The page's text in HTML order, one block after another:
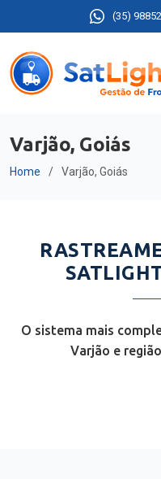
(35)
Varjão, Goiás
Home Varjão, Goiás
O sistema mais
Varjão e